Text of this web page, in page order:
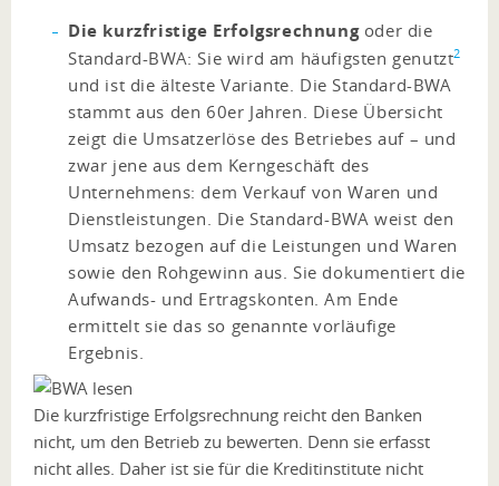
Die kurzfristige Erfolgsrechnungoder die
Standard-BWA: Sie wird am häufigsten genutzt2
und ist die älteste Variante. Die Standard-BWA
stammt aus den 60er Jahren. Diese Übersicht
zeigt die Umsatzerlöse des Betriebes auf – und
zwar jene aus dem Kerngeschäft des
Unternehmens: dem Verkauf von Waren und
Dienstleistungen. Die Standard-BWA weist den
Umsatz bezogen auf die Leistungen und Waren
sowie den Rohgewinn aus. Sie dokumentiert die
Aufwands- und Ertragskonten. Am Ende
ermittelt sie das so genannte vorläufige
Ergebnis.
Die kurzfristige Erfolgsrechnung reicht den Banken
nicht, um den Betrieb zu bewerten. Denn sie erfasst
nicht alles. Daher ist sie für die Kreditinstitute nicht